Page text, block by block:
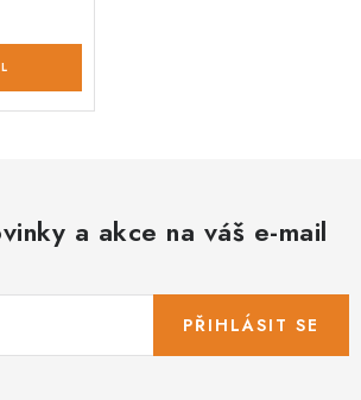
a akce na váš e-mail
PŘIHLÁSIT SE